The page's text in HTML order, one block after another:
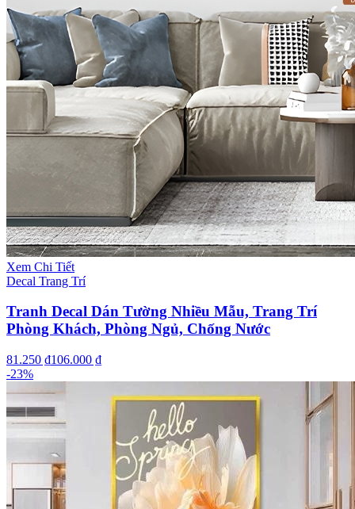
Xem Chi Tiết
Decal Trang Trí
Tranh Decal Dán Tường Nhiều Mẫu, Trang Trí
Phòng Khách, Phòng Ngủ, Chống Nước
81.250 ₫106.000 ₫
-23%